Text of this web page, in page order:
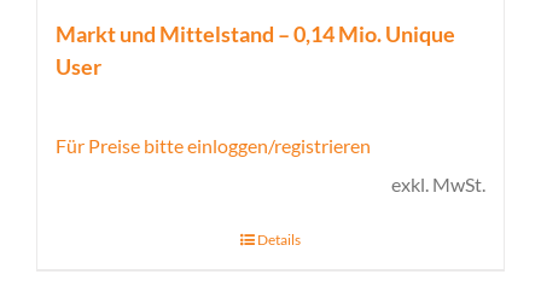
Markt und Mittelstand – 0,14 Mio. Unique
User
Für Preise bitte einloggen/registrieren
exkl. MwSt.
Details